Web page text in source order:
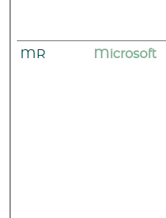
MR Microsoft